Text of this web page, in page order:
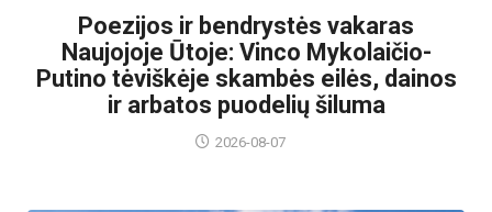
Poezijos ir bendrystės vakaras
Naujojoje Ūtoje: Vinco Mykolaičio-
Putino tėviškėje skambės eilės, dainos
ir arbatos puodelių šiluma
2026-08-07